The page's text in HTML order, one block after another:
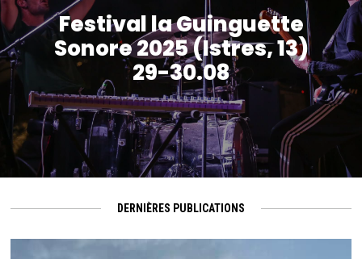
Festival la Guinguette
Sonore 2025 (Istres, 13)
29-30.08
DERNIÈRES PUBLICATIONS